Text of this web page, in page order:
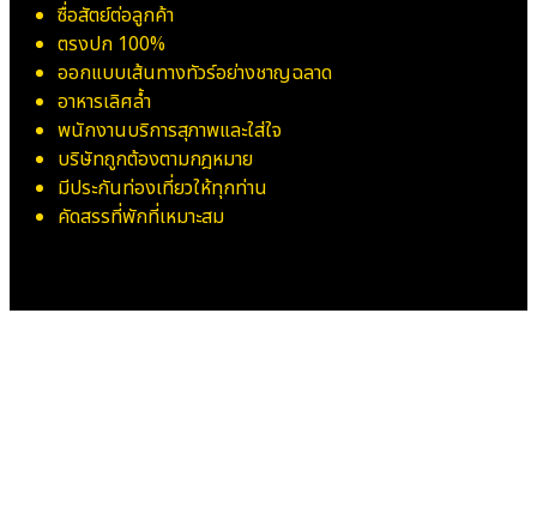
ซื่อสัตย์ต่อลูกค้า
ตรงปก 100%
ออกแบบเส้นทางทัวร์อย่างชาญฉลาด
อาหารเลิศล้ำ
พนักงานบริการสุภาพและใส่ใจ
บริษัทถูกต้องตามกฎหมาย
มีประกันท่องเที่ยวให้ทุกท่าน
คัดสรรที่พักที่เหมาะสม